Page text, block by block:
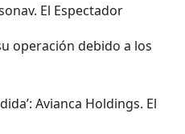
El Espectador
operación debido a los
Avianca Holdings. El